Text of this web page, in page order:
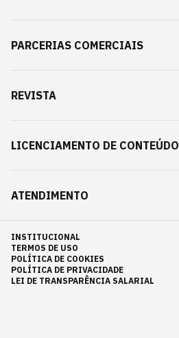
PARCERIAS COMERCIAIS
REVISTA
LICENCIAMENTO DE CONTEÚDO
ATENDIMENTO
INSTITUCIONAL
TERMOS DE USO
POLÍTICA DE COOKIES
POLÍTICA DE PRIVACIDADE
LEI DE TRANSPARÊNCIA SALARIAL